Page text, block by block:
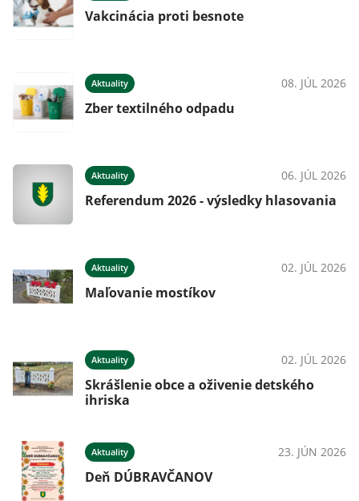
Vakcinácia proti besnote
Aktuality 08. JÚL 2026
Zber textilného odpadu
Aktuality 06. JÚL 2026
Referendum 2026 - výsledky hlasovania
Aktuality 02. JÚL 2026
Maľovanie mostíkov
Aktuality 02. JÚL 2026
Skrášlenie obce a oživenie detského
ihriska
Aktuality 23. JÚN 2026
Deň DÚBRAVČANOV